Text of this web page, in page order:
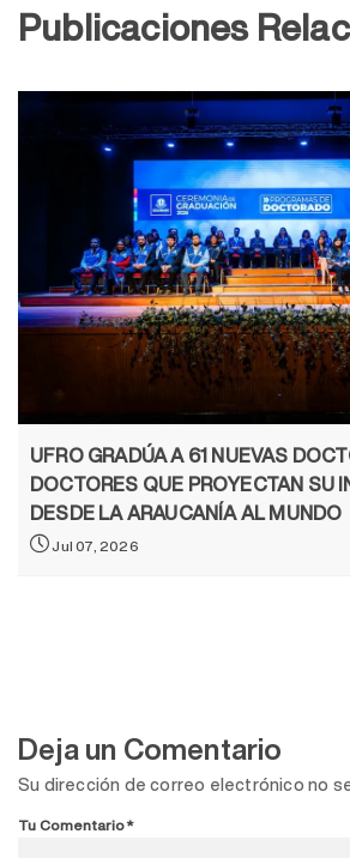
Publicaciones
UFRO GRADÚA A 61 NUEVAS
DOCTORES QUE PROYECTAN SU
DESDE LA ARAUCANÍA AL MUNDO
Jul 07, 2026
Deja un Comentario
Su dirección de correo electrónico no
Tu Comentario*